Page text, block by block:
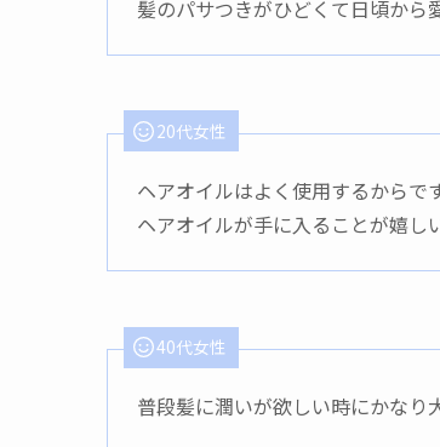
髪のパサつきがひどくて日頃から
20代女性
ヘアオイルはよく使用するからで
ヘアオイルが手に入ることが嬉し
40代女性
普段髪に潤いが欲しい時にかなり